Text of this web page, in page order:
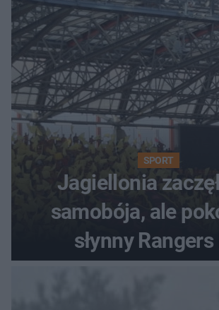
SPORT
Jagiellonia
samobója, ale
słynny Rangers